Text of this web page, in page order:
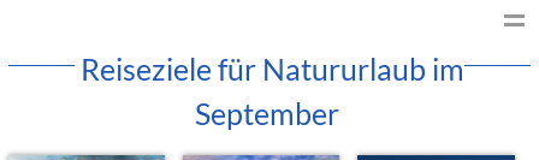
Reiseziele für Natururlaub im
September